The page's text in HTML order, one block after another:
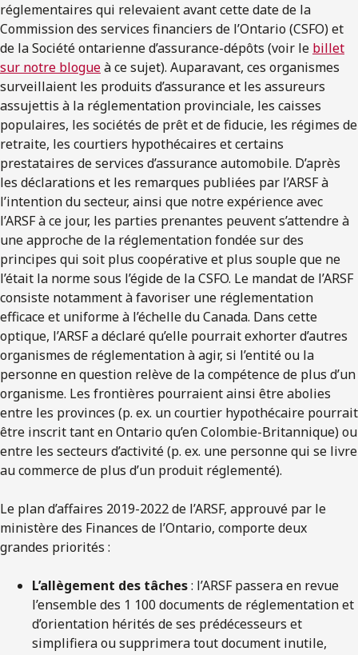
réglementaires qui relevaient avant cette date de la
Commission des services financiers de l’Ontario (CSFO) et
de la Société ontarienne d’assurance-dépôts (voir le billet
sur notre blogueà ce sujet). Auparavant, ces organismes
surveillaient les produits d’assurance et les assureurs
assujettis à la réglementation provinciale, les caisses
populaires, les sociétés de prêt et de fiducie, les régimes de
retraite, les courtiers hypothécaires et certains
prestataires de services d’assurance automobile. D’après
les déclarations et les remarques publiées par l’ARSF à
l’intention du secteur, ainsi que notre expérience avec
l’ARSF à ce jour, les parties prenantes peuvent s’attendre à
une approche de la réglementation fondée sur des
principes qui soit plus coopérative et plus souple que ne
l’était la norme sous l’égide de la CSFO. Le mandat de l’ARSF
consiste notamment à favoriser une réglementation
efficace et uniforme à l’échelle du Canada. Dans cette
optique, l’ARSF a déclaré qu’elle pourrait exhorter d’autres
organismes de réglementation à agir, si l’entité ou la
personne en question relève de la compétence de plus d’un
organisme. Les frontières pourraient ainsi être abolies
entre les provinces (p. ex. un courtier hypothécaire pourrait
être inscrit tant en Ontario qu’en Colombie-Britannique) ou
entre les secteurs d’activité (p. ex. une personne qui se livre
au commerce de plus d’un produit réglementé).
Le plan d’affaires 2019-2022 de l’ARSF, approuvé par le
ministère des Finances de l’Ontario, comporte deux
grandes priorités :
L’allègement des tâches: l’ARSF passera en revue
l’ensemble des 1 100 documents de réglementation et
d’orientation hérités de ses prédécesseurs et
simplifiera ou supprimera tout document inutile,